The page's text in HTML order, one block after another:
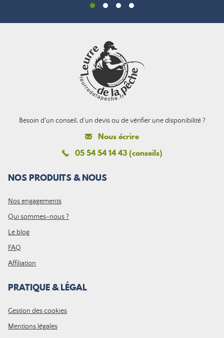
Besoin d'un conseil, d'un devis ou de vérifier une disponibilité ?
Nous écrire
05 54 54 14 43 (conseils)
NOS PRODUITS & NOUS
Nos engagements
Qui sommes-nous ?
Le blog
FAQ
Affiliation
PRATIQUE & LÉGAL
Gestion des cookies
Mentions légales